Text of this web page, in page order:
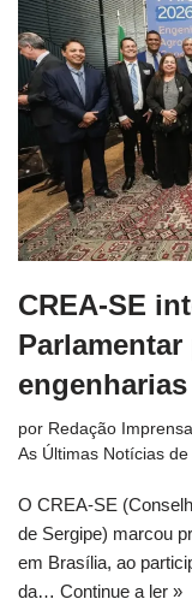
CREA-SE
por Redação
As Últimas Notícias
O CREA-SE
de Sergipe) marcou
em Brasília, ao
da… Continue a ler »